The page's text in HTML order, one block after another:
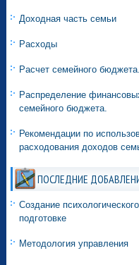
Доходная часть семьи
Расходы
Расчет семейного бюджета.
Распределение
семейного бюджета.
Рекомендации по
расходования доходов
ПОСЛЕДНИЕ
Создание
подготовке
Методология управления